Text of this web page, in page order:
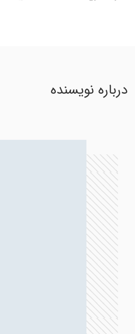
درباره نویسنده